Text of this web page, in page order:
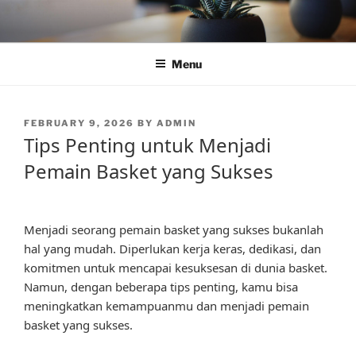
content
Menu
POSTED
ON
FEBRUARY 9, 2026 BY ADMIN
Tips Penting untuk Menjadi
Pemain Basket yang Sukses
Menjadi seorang pemain basket yang sukses bukanlah
hal yang mudah. Diperlukan kerja keras, dedikasi, dan
komitmen untuk mencapai kesuksesan di dunia basket.
Namun, dengan beberapa tips penting, kamu bisa
meningkatkan kemampuanmu dan menjadi pemain
basket yang sukses.